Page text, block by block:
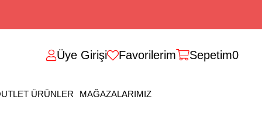
Üye Girişi Favorilerim Sepetim0
ÜRÜNLER MAĞAZALARIMIZ